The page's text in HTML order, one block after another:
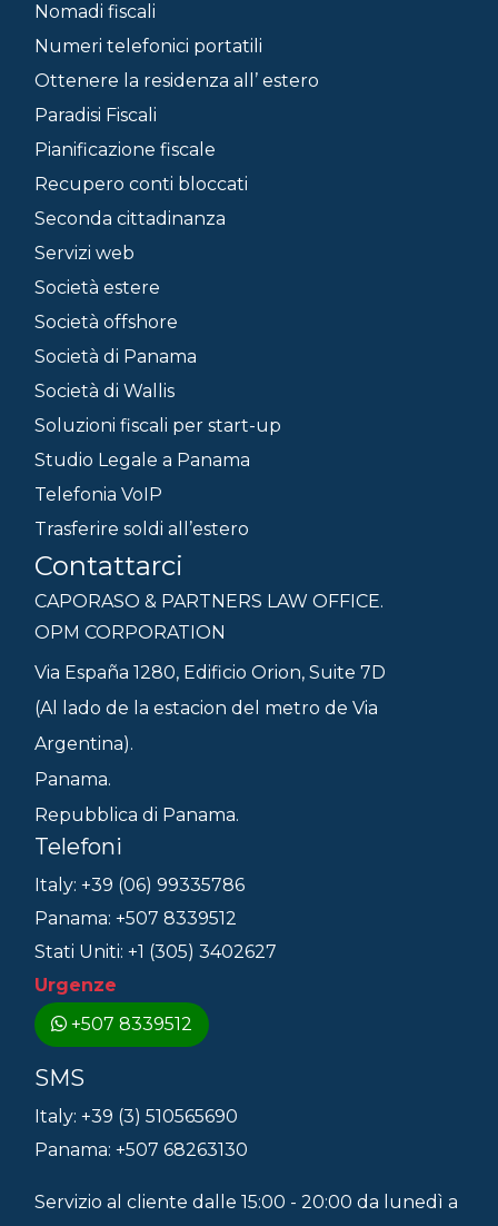
Nomadi fiscali
Numeri telefonici portatili
Ottenere la residenza all’ estero
Paradisi Fiscali
Pianificazione fiscale
Recupero conti bloccati
Seconda cittadinanza
Servizi web
Società estere
Società offshore
Società di Panama
Società di Wallis
Soluzioni fiscali per start-up
Studio Legale a Panama
Telefonia VoIP
Trasferire soldi all’estero
Contattarci
CAPORASO & PARTNERS LAW OFFICE.
OPM CORPORATION
Via España 1280, Edificio Orion, Suite 7D
(Al lado de la estacion del metro de Via
Argentina).
Panama.
Repubblica di Panama.
Telefoni
Italy: +39 (06) 99335786
Panama: +507 8339512
Stati Uniti: +1 (305) 3402627
Urgenze
+507 8339512
SMS
Italy: +39 (3) 510565690
Panama: +507 68263130
Servizio al cliente dalle 15:00 - 20:00 da lunedì a